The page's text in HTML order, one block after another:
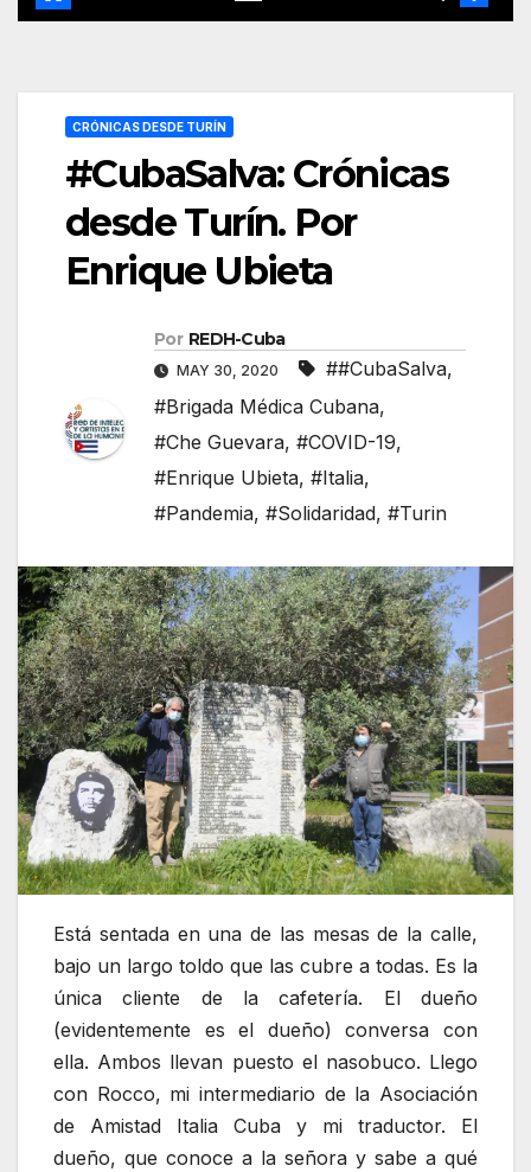
CRÓNICAS DESDE TURÍN
#CubaSalva: Crónicas
desde Turín. Por
Enrique Ubieta
Por REDH-Cuba
MAY 30, 2020 ##CubaSalva,
#Brigada Médica Cubana,
#Che Guevara, #COVID-19,
#Enrique Ubieta, #Italia,
#Pandemia, #Solidaridad, #Turin
Está sentada en una de las mesas de la calle,
bajo un largo toldo que las cubre a todas. Es la
única cliente de la cafetería. El dueño
(evidentemente es el dueño) conversa con
ella. Ambos llevan puesto el nasobuco. Llego
con Rocco, mi intermediario de la Asociación
de Amistad Italia Cuba y mi traductor. El
dueño, que conoce a la señora y sabe a qué